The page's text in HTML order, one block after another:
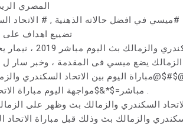
المصري
#ميسي في افضل حالاته الذهنية , # الاتحاد
تضييع اهداف على
اخبار الاتحاد
الزمالك يضع ميسي فى المقدمة ، وخبر سار ل
اليوم بين الاتحاد السكندري
مباشر=$*&$مواجهة اليوم مباراة الاتحاد السكندري ضد الزمالك مباشرة .
السكندري والزمالك بث وظهر على
والزمالك بث وذلك قبل مباراة